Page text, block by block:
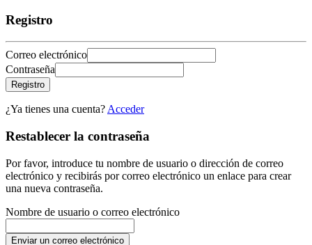
Registro
Correo electrónico
Contraseña
Registro
¿Ya tienes una cuenta? Acceder
Restablecer la contraseña
Por favor, introduce tu nombre de usuario o dirección de correo
electrónico y recibirás por correo electrónico un enlace para crear
una nueva contraseña.
Nombre de usuario o correo electrónico
Enviar un correo electrónico